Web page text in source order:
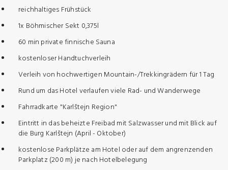
reichhaltiges Frühstück
1x Böhmischer Sekt 0,375l
60 min private finnische Sauna
kostenloser Handtuchverleih
Verleih von hochwertigen Mountain-/Trekkingrädern für 1 Tag
Rund um das Hotel verlaufen viele Rad- und Wanderwege​
Fahrradkarte "Karlštejn Region"
Eintritt in das beheizte Freibad mit Salzwasser und mit Blick auf
die Burg Karlštejn (April - Oktober)
kostenlose Parkplätze am Hotel oder auf dem angrenzenden
Parkplatz (200 m) je nach Hotelbelegung